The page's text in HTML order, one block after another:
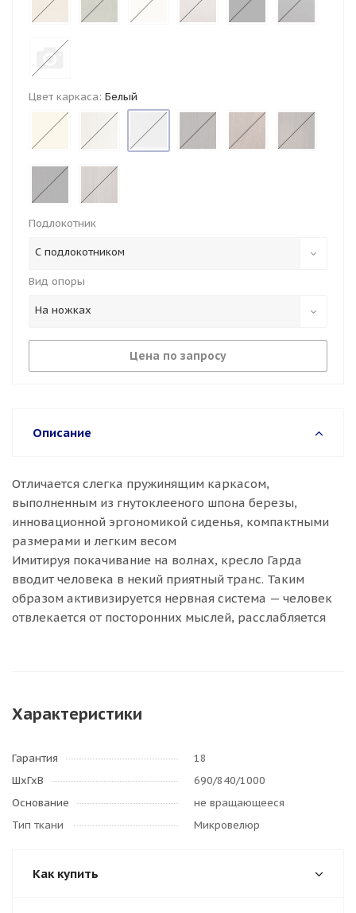
Цвет каркаса: Белый
Подлокотник
С подлокотником
Вид опоры
На ножках
Цена по запросу
Описание
Отличается слегка пружинящим каркасом,
выполненным из гнутоклееного шпона березы,
инновационной эргономикой сиденья, компактными
размерами и легким весом
Имитируя покачивание на волнах, кресло Гарда
вводит человека в некий приятный транс. Таким
образом активизируется нервная система — человек
отвлекается от посторонних мыслей, расслабляется
Характеристики
Гарантия
18
ШхГхВ
690/840/1000
Основание
не вращающееся
Тип ткани
Микровелюр
Как купить